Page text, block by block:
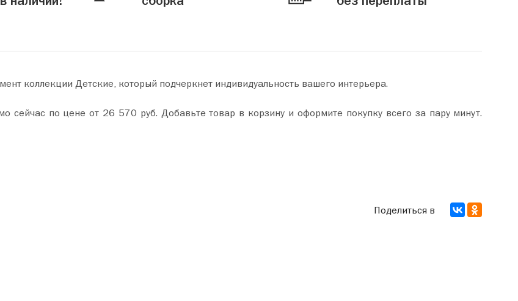
коллекции Детские, который подчеркнет индивидуальность вашего интерьера.
в корзину и оформите покупку всего за пару минут.
Поделиться в